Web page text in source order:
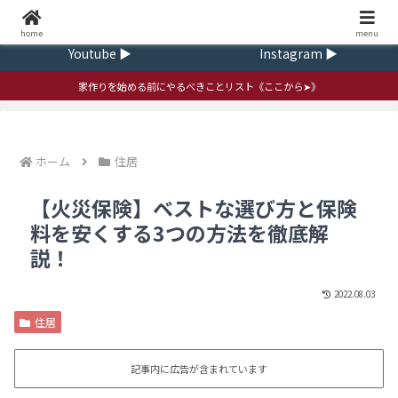
Youtube ▶
Instagram ▶
家作りを始める前にやるべきことリスト《ここから➤》
ホーム 住居
【火災保険】ベストな選び方と保険
料を安くする3つの方法を徹底解
説！
2022.08.03
住居
記事内に広告が含まれています
home ｍenu